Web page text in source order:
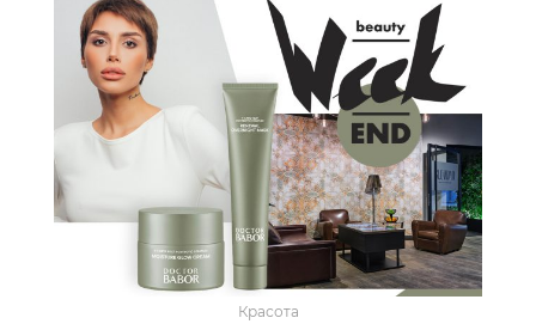
Красота